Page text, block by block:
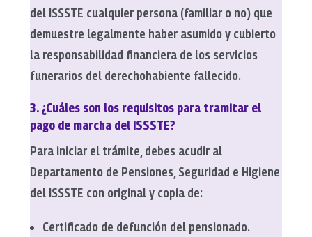
del ISSSTE cualquier persona (familiar o no) que
demuestre legalmente haber asumido y cubierto
la responsabilidad financiera de los servicios
funerarios del derechohabiente fallecido.
3. ¿Cuáles son los requisitos para tramitar el
pago de marcha del ISSSTE?
Para iniciar el trámite, debes acudir al
Departamento de Pensiones, Seguridad e Higiene
del ISSSTE con original y copia de:
Certificado de defunción del pensionado.